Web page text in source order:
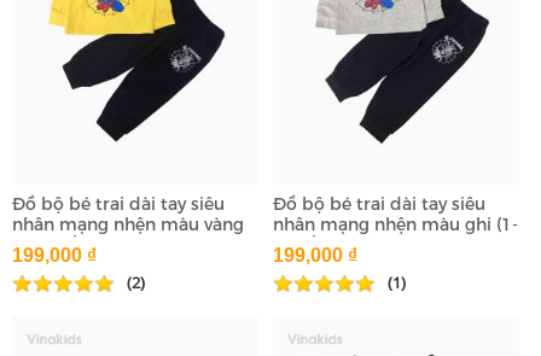
Đồ bộ bé trai dài tay siêu
nhân mạng nhện màu vàng
(1-7 tuổi)
199,000 ₫
(2)
Đồ bộ bé trai dài tay siêu
nhân mạng nhện màu ghi (1-
7 tuổi)
199,000 ₫
(1)